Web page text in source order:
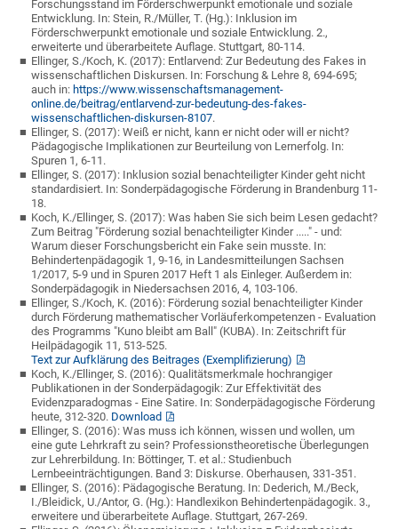
Forschungsstand im Förderschwerpunkt emotionale und soziale
Entwicklung. In: Stein, R./Müller, T. (Hg.): Inklusion im
Förderschwerpunkt emotionale und soziale Entwicklung. 2.,
erweiterte und überarbeitete Auflage. Stuttgart, 80-114.
Ellinger, S./Koch, K. (2017): Entlarvend: Zur Bedeutung des Fakes in
wissenschaftlichen Diskursen. In: Forschung & Lehre 8, 694-695;
auch in: https://www.wissenschaftsmanagement-
online.de/beitrag/entlarvend-zur-bedeutung-des-fakes-
wissenschaftlichen-diskursen-8107.
Ellinger, S. (2017): Weiß er nicht, kann er nicht oder will er nicht?
Pädagogische Implikationen zur Beurteilung von Lernerfolg. In:
Spuren 1, 6-11.
Ellinger, S. (2017): Inklusion sozial benachteiligter Kinder geht nicht
standardisiert. In: Sonderpädagogische Förderung in Brandenburg 11-
18.
Koch, K./Ellinger, S. (2017): Was haben Sie sich beim Lesen gedacht?
Zum Beitrag "Förderung sozial benachteiligter Kinder ....." - und:
Warum dieser Forschungsbericht ein Fake sein musste. In:
Behindertenpädagogik 1, 9-16, in Landesmitteilungen Sachsen
1/2017, 5-9 und in Spuren 2017 Heft 1 als Einleger. Außerdem in:
Sonderpädagogik in Niedersachsen 2016, 4, 103-106.
Ellinger, S./Koch, K. (2016): Förderung sozial benachteiligter Kinder
durch Förderung mathematischer Vorläuferkompetenzen - Evaluation
des Programms "Kuno bleibt am Ball" (KUBA). In: Zeitschrift für
Heilpädagogik 11, 513-525.
Text zur Aufklärung des Beitrages (Exemplifizierung)
Koch, K./Ellinger, S. (2016): Qualitätsmerkmale hochrangiger
Publikationen in der Sonderpädagogik: Zur Effektivität des
Evidenzparadogmas - Eine Satire. In: Sonderpädagogische Förderung
heute, 312-320. Download
Ellinger, S. (2016): Was muss ich können, wissen und wollen, um
eine gute Lehrkraft zu sein? Professionstheoretische Überlegungen
zur Lehrerbildung. In: Böttinger, T. et al.: Studienbuch
Lernbeeinträchtigungen. Band 3: Diskurse. Oberhausen, 331-351.
Ellinger, S. (2016): Pädagogische Beratung. In: Dederich, M./Beck,
I./Bleidick, U./Antor, G. (Hg.): Handlexikon Behindertenpädagogik. 3.,
erweitere und überarbeitete Auflage. Stuttgart, 267-269.